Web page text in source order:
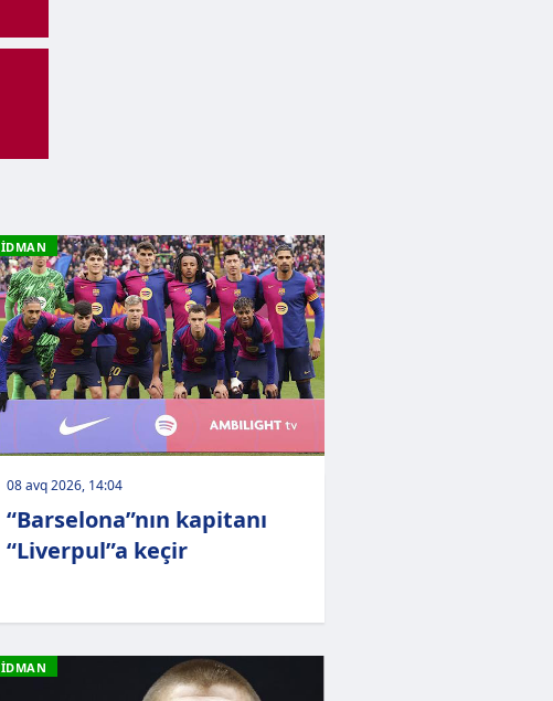
İDMAN
08 avq 2026, 14:04
“Barselona”nın kapitanı
“Liverpul”a keçir
İDMAN